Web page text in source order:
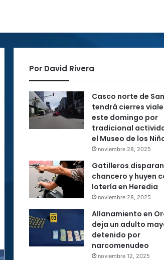
Por David Rivera
Casco norte de
tendrá cierres
este domingo por
tradicional
el Museo de los
noviembre 28, 2025
Gatilleros
chancero y huyen
lotería en Heredia
noviembre 28, 2025
Allanamiento en
deja un adulto
detenido por
narcomenudeo
noviembre 12, 2025